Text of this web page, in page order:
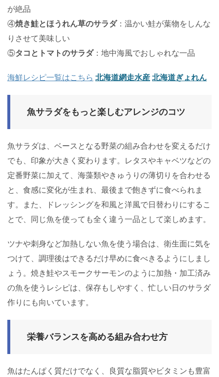
が絶品
④焼き鮭とほうれん草のサラダ：温かい鮭が葉物をしんな
りさせて美味しい
⑤タコとトマトのサラダ：地中海風でおしゃれな一品
海鮮レシピ一覧はこちら 北海道網走水産 北海道ぎょれん
魚サラダをもっと楽しむアレンジのコツ
魚サラダは、ベースとなる野菜の組み合わせを変えるだけ
でも、印象が大きく変わります。レタスやキャベツなどの
定番野菜に加えて、海藻類やきゅうりの薄切りを合わせる
と、食感に変化が生まれ、最後まで飽きずに食べられま
す。また、ドレッシングを和風と洋風で日替わりにするこ
とで、同じ魚を使っても全く違う一品として楽しめます。
ツナや刺身など加熱しない魚を使う場合は、衛生面に気を
つけて、調理後はできるだけ早めに食べきるようにしまし
ょう。焼き鮭やスモークサーモンのように加熱・加工済み
の魚を使うレシピは、保存もしやすく、忙しい日のサラダ
作りにも向いています。
栄養バランスを高める組み合わせ方
魚はたんぱく質だけでなく、良質な脂質やビタミンも豊富